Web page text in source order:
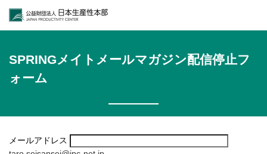
SPRINGメイトメールマガジン配信停止フ
ォーム
メールアドレス